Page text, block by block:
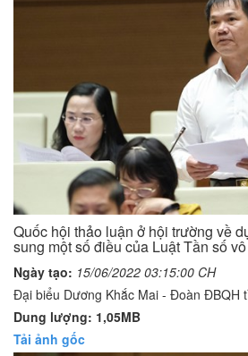
Quốc hội thảo luận ở hội trường về
sung một số điều của Luật Tần số
Ngày tạo: 15/06/2022 03:15:00 CH
Đại biểu Dương Khắc Mai - Đoàn ĐBQH
Dung lượng: 1,05MB
Tải ảnh gốc